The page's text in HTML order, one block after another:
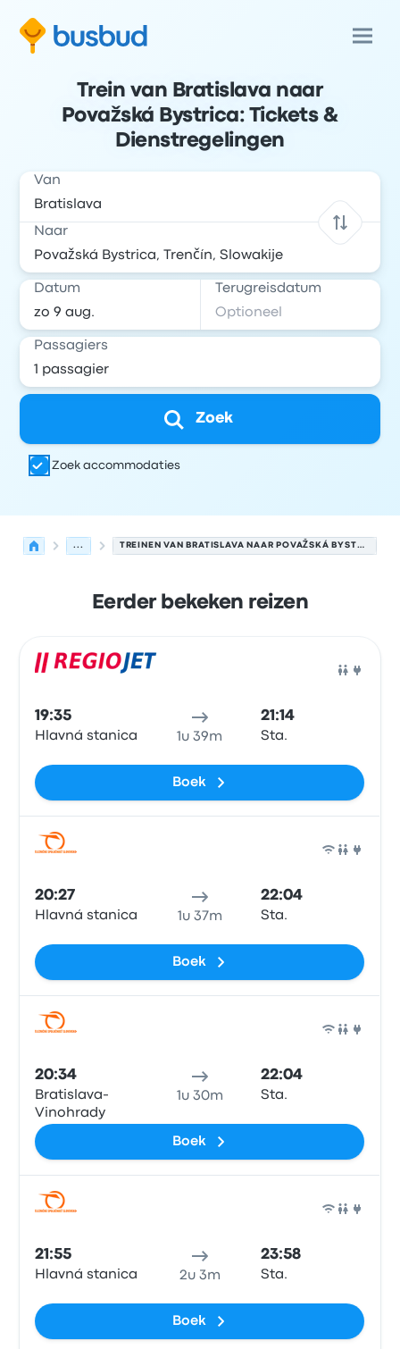
Trein van Bratislava naar
Považská Bystrica: Tickets &
Dienstregelingen
Van
Naar
Datum Terugreisdatum
Passagiers
Zoek
Zoek accommodaties
... TREINEN VAN BRATISLAVA NAAR POVAŽSKÁ BYSTRICA
Eerder bekeken reizen
19:35
Hlavná stanica 1u 39m
21:14
Sta.
Boek
20:27
Hlavná stanica 1u 37m
22:04
Sta.
Boek
20:34
Bratislava-
Vinohrady
1u 30m
22:04
Sta.
Boek
21:55
Hlavná stanica 2u 3m
23:58
Sta.
Boek